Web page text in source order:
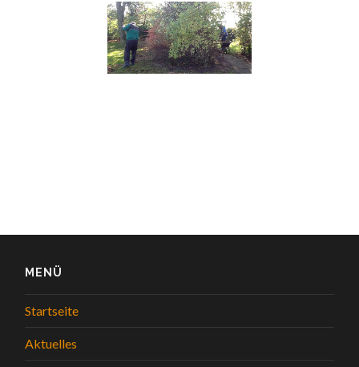
MENÜ
Startseite
Aktuelles